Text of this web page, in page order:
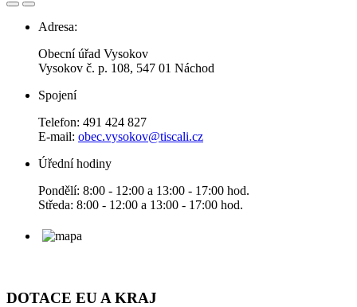
Adresa:
Obecní úřad Vysokov
Vysokov č. p. 108, 547 01 Náchod
Spojení
Telefon: 491 424 827
E-mail: obec.vysokov@tiscali.cz
Úřední hodiny
Pondělí: 8:00 - 12:00 a 13:00 - 17:00 hod.
Středa: 8:00 - 12:00 a 13:00 - 17:00 hod.
DOTACE EU A KRAJ